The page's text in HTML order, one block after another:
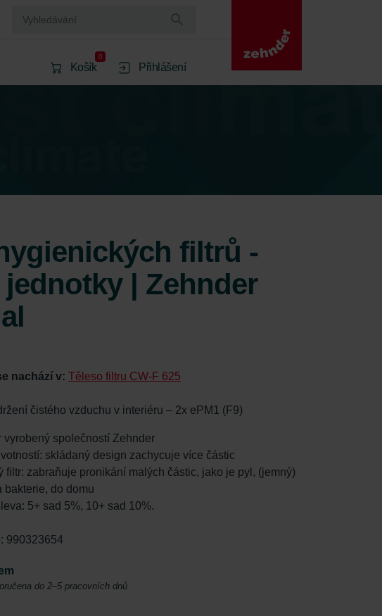
Košík
0
Přihlášení
filtrů -
jednotky | Zehnder
nachází v: Těleso filtru CW-F 625
čistého vzduchu v interiéru – 2x ePM1 (F9)
vyrobený společností Zehnder
skládaný design zachycuje více částic
filtr: zabraňuje pronikání malých částic, jako je pyl, (jemný)
bakterie, do domu
5+ sad 5%, 10+ sad 10%.
990323654
do 2–5 pracovních dnů